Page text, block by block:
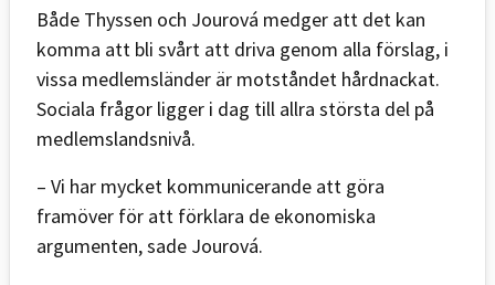
Både Thyssen och Jourová medger att det kan
komma att bli svårt att driva genom alla förslag, i
vissa medlemsländer är motståndet hårdnackat.
Sociala frågor ligger i dag till allra största del på
medlemslandsnivå.
– Vi har mycket kommunicerande att göra
framöver för att förklara de ekonomiska
argumenten, sade Jourová.